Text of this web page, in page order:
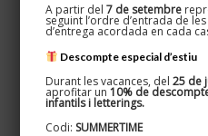
627 524 080
Informació d’interés
A partir del 7 de setembre
seguint l’ordre d’entrada de
d’entrega acordada en cada
Descompte especial d’estiu
Durant les vacances, del 25 de
aprofitar un 10% de
infantils i letterings.
Codi: SUMMERTIME